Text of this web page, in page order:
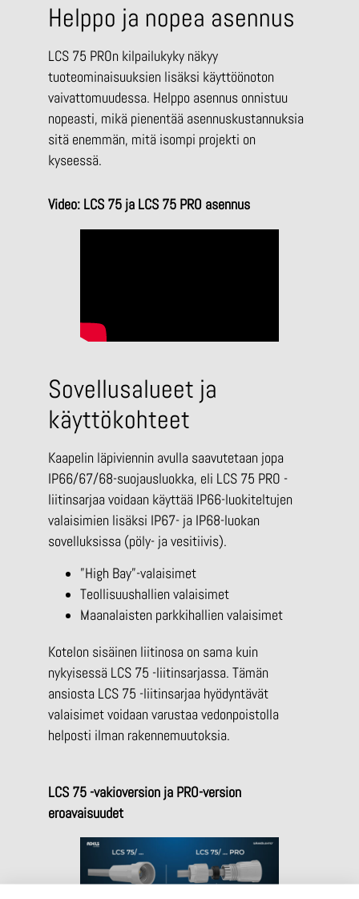
Helppo ja nopea asennus
LCS 75 PROn kilpailukyky näkyy
tuoteominaisuuksien lisäksi käyttöönoton
vaivattomuudessa. Helppo asennus onnistuu
nopeasti, mikä pienentää asennuskustannuksia
sitä enemmän, mitä isompi projekti on
kyseessä.
Video: LCS 75 ja LCS 75 PRO asennus
Sovellusalueet ja
käyttökohteet
Kaapelin läpiviennin avulla saavutetaan jopa
IP66/67/68-suojausluokka, eli LCS 75 PRO -
liitinsarjaa voidaan käyttää IP66-luokiteltujen
valaisimien lisäksi IP67- ja IP68-luokan
sovelluksissa (pöly- ja vesitiivis).
”High Bay”-valaisimet
Teollisuushallien valaisimet
Maanalaisten parkkihallien valaisimet
Kotelon sisäinen liitinosa on sama kuin
nykyisessä LCS 75 -liitinsarjassa. Tämän
ansiosta LCS 75 -liitinsarjaa hyödyntävät
valaisimet voidaan varustaa vedonpoistolla
helposti ilman rakennemuutoksia.
LCS 75 -vakioversion ja PRO-version
eroavaisuudet